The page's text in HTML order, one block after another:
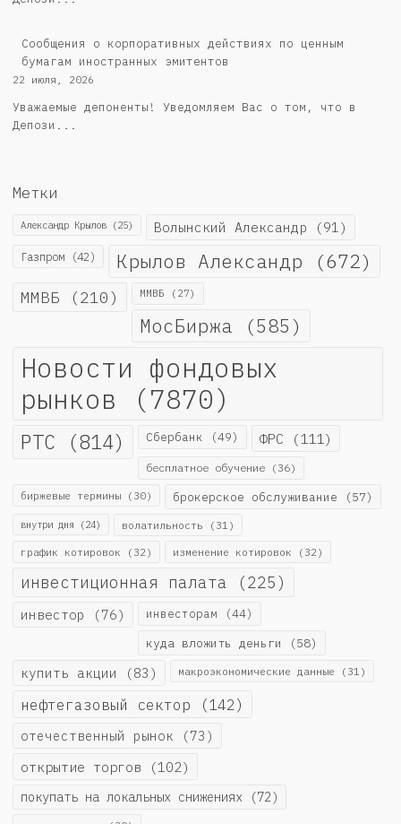
Сообщения о корпоративных действиях по ценным
бумагам иностранных эмитентов
22 июля, 2026
Уважаемые депоненты! Уведомляем Вас о том, что в
Депози...
Метки
Александр Крылов (25) Волынский Александр (91)
Газпром (42) Крылов Александр (672)
ММВБ (210) ММВБ (27)
МосБиржа (585)
Новости фондовых
рынков (7870)
РТС (814) Сбербанк (49) ФРС (111)
бесплатное обучение (36)
биржевые термины (30) брокерское обслуживание (57)
внутри дня (24) волатильность (31)
график котировок (32) изменение котировок (32)
инвестиционная палата (225)
инвестор (76) инвесторам (44)
куда вложить деньги (58)
купить акции (83) макроэкономические данные (31)
нефтегазовый сектор (142)
отечественный рынок (73)
открытие торгов (102)
покупать на локальных снижениях (72)